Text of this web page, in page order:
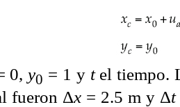
0,y0 = 1 y tel tiempo.
fueron Δx= 2.5 m y Δt